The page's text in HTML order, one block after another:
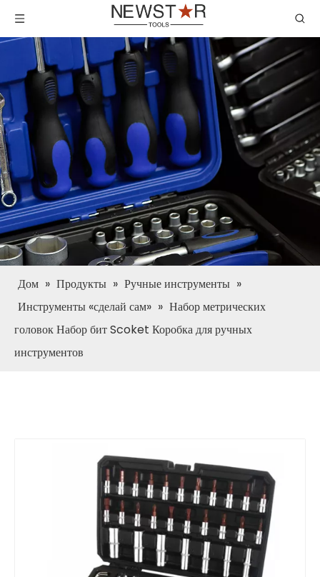
Дом » Продукты » Ручные инструменты »
Инструменты «сделай сам» » Набор метрических
головок Набор бит Scoket Коробка для ручных
инструментов